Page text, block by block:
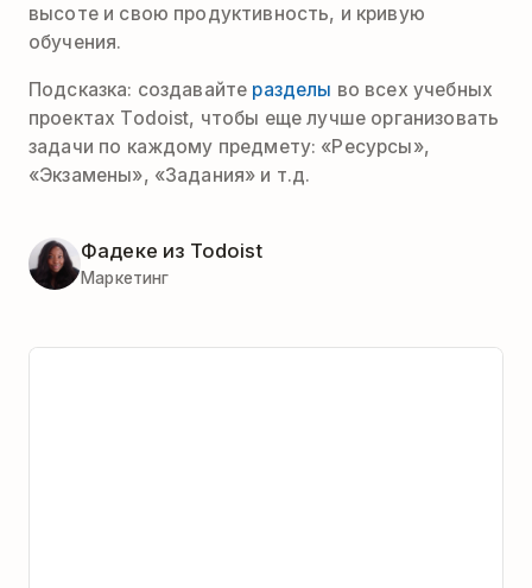
высоте и свою продуктивность, и кривую
обучения.
Подсказка: создавайте разделы во всех учебных
проектах Todoist, чтобы еще лучше организовать
задачи по каждому предмету: «Ресурсы»,
«Экзамены», «Задания» и т.д.
Фадеке из Todoist
Маркетинг